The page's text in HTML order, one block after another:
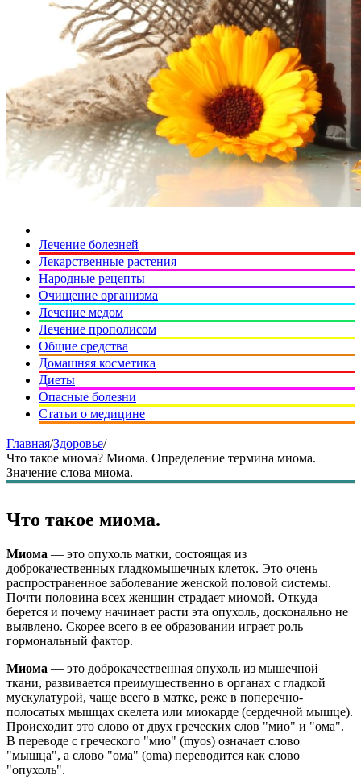
Лечение болезней
Лекарственные растения
Народные рецепты
Очищение организма
Лечение медом
Лечение прополисом
Общие средства
Домашняя косметика
Диеты
Опасные болезни
Статьи о медицине
Главная/Здоровье/
Что такое миома? Миома. Определение термина миома.
Значение слова миома.
Что такое миома.
Миома — это опухоль матки, состоящая из
доброкачественных гладкомышечных клеток. Это очень
распространенное заболевание женской половой системы.
Почти половина всех женщин страдает миомой. Откуда
берется и почему начинает расти эта опухоль, досконально не
выявлено. Скорее всего в ее образовании играет роль
гормональный фактор.
Миома — это доброкачественная опухоль из мышечной
ткани, развивается преимущественно в органах с гладкой
мускулатурой, чаще всего в матке, реже в поперечно-
полосатых мышцах скелета или миокарде (сердечной мышце).
Происходит это слово от двух греческих слов "мио" и "ома".
В переводе с греческого "мио" (myos) означает слово
"мышца", а слово "ома" (oma) переводится как слово
"опухоль".